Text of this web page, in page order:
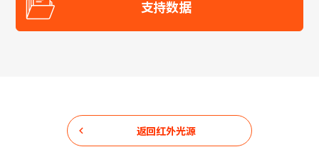
支持数据
返回红外光源